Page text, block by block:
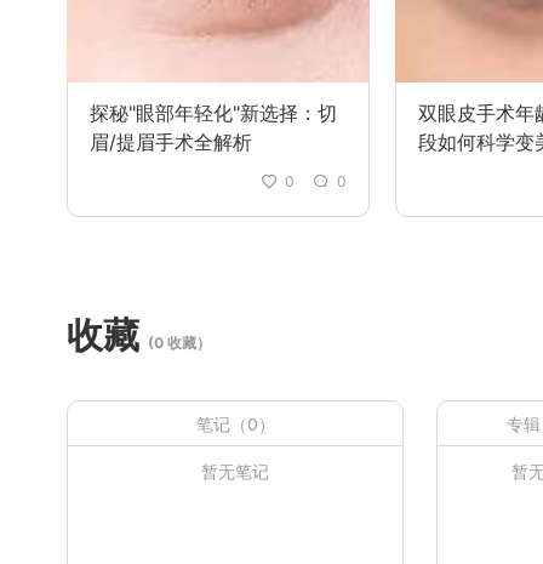
探秘"眼部年轻化"新选择：切
眉/提眉手术全解析
0 0
双眼皮手术年
段如何科学变
收藏 (0 收藏）
笔记（0）
暂无笔记
专
暂